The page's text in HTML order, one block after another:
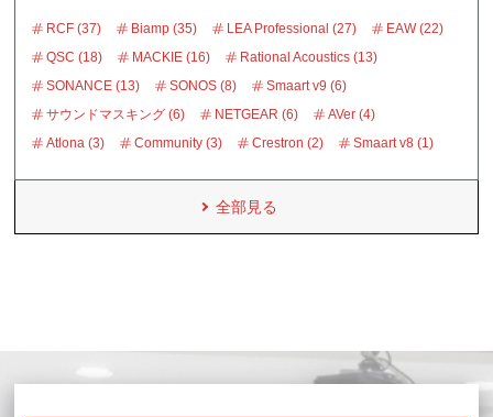
RCF (37) Biamp (35) LEA Professional (27)
EAW (22)
QSC (18)
MACKIE (16)
Rational Acoustics (13)
SONANCE (13)
SONOS (8)
Smaart v9 (6)
サウンドマスキング (6)
NETGEAR (6)
AVer (4)
Atlona (3)
Community (3) Crestron (2) Smaart v8 (1)
全部見る